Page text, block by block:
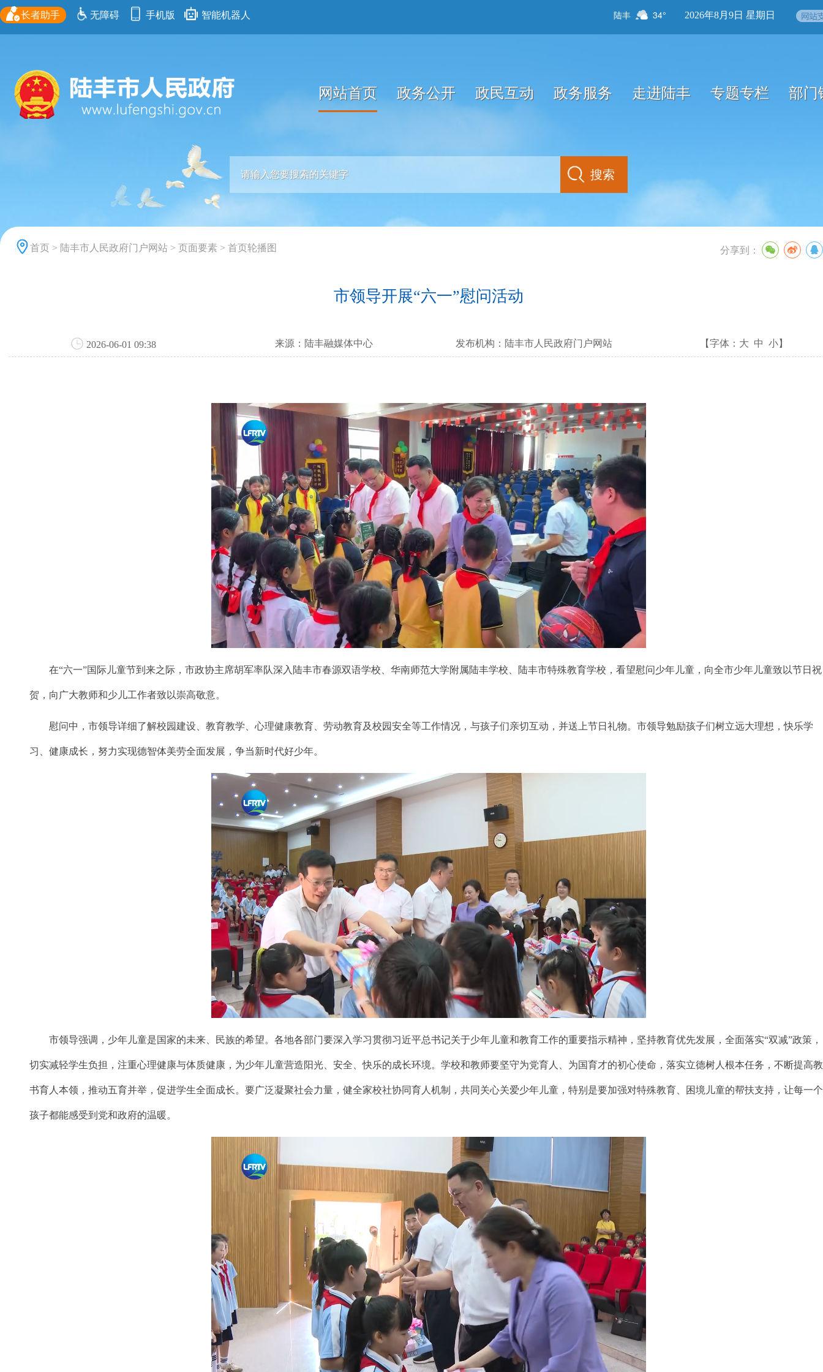
长者助手 无障碍 手机版 智能机器人 陆丰 34° 2026年8月9日 星期日
网站首页 政务公开 政民互动 政务服务 走进陆丰 专题专栏 部门
首页 > 陆丰市人民政府门户网站 > 页面要素 > 首页轮播图 分享到：
市领导开展“六一”慰问活动
2026-06-01 09:38 来源： 陆丰融媒体中心 发布机构： 陆丰市人民政府门户网站 【字体： 大 中 小】
在“六一”国际儿童节到来之际，市政协主席胡军率队深入陆丰市春源双语学校、华南师范大学附属陆丰学校、陆丰市特殊教育学校，看望慰问少年儿童，向全市少年儿童致以节日祝
贺，向广大教师和少儿工作者致以崇高敬意。
慰问中，市领导详细了解校园建设、教育教学、心理健康教育、劳动教育及校园安全等工作情况，与孩子们亲切互动，并送上节日礼物。市领导勉励孩子们树立远大理想，快乐学
习、健康成长，努力实现德智体美劳全面发展，争当新时代好少年。
市领导强调，少年儿童是国家的未来、民族的希望。各地各部门要深入学习贯彻习近平总书记关于少年儿童和教育工作的重要指示精神，坚持教育优先发展，全面落实“双减”政策，
切实减轻学生负担，注重心理健康与体质健康，为少年儿童营造阳光、安全、快乐的成长环境。学校和教师要坚守为党育人、为国育才的初心使命，落实立德树人根本任务，不断提高教
书育人本领，推动五育并举，促进学生全面成长。要广泛凝聚社会力量，健全家校社协同育人机制，共同关心关爱少年儿童，特别是要加强对特殊教育、困境儿童的帮扶支持，让每一个
孩子都能感受到党和政府的温暖。